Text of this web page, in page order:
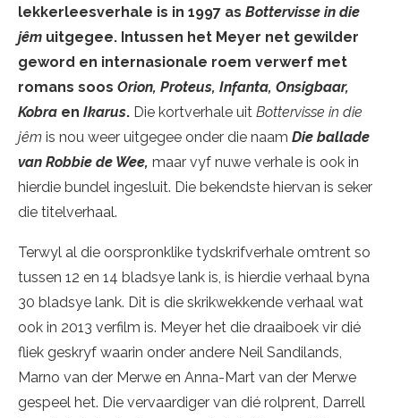
lekkerleesverhale is in 1997 as Bottervisse in die
jêm uitgegee. Intussen het Meyer net gewilder
geword en internasionale roem verwerf met
romans soos Orion, Proteus, Infanta, Onsigbaar,
Kobra en Ikarus. Die kortverhale uit Bottervisse in die
jêm is nou weer uitgegee onder die naam Die ballade
van Robbie de Wee, maar vyf nuwe verhale is ook in
hierdie bundel ingesluit. Die bekendste hiervan is seker
die titelverhaal.
Terwyl al die oorspronklike tydskrifverhale omtrent so
tussen 12 en 14 bladsye lank is, is hierdie verhaal byna
30 bladsye lank. Dit is die skrikwekkende verhaal wat
ook in 2013 verfilm is. Meyer het die draaiboek vir dié
fliek geskryf waarin onder andere Neil Sandilands,
Marno van der Merwe en Anna-Mart van der Merwe
gespeel het. Die vervaardiger van dié rolprent, Darrell